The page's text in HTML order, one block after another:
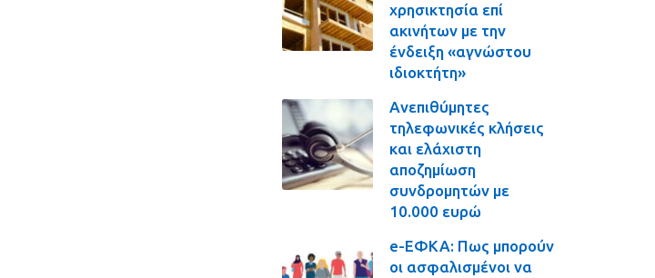
χρησικτησία επί
ακινήτων με την
ένδειξη «αγνώστου
ιδιοκτήτη»
Ανεπιθύμητες
τηλεφωνικές κλήσεις
και ελάχιστη
αποζημίωση
συνδρομητών με
10.000 ευρώ
e-ΕΦΚΑ: Πως μπορούν
οι ασφαλισμένοι να